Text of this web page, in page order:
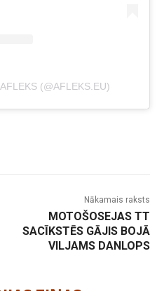
(@AFLEKS.EU)
Nākamais raksts
MOTOŠOSEJAS TT
SACĪKSTĒS GĀJIS BOJĀ
VILJAMS DANLOPS